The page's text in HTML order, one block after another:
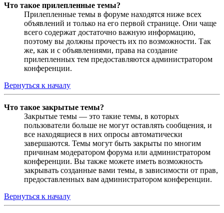
Что такое прилепленные темы?
Прилепленные темы в форуме находятся ниже всех
объявлений и только на его первой странице. Они чаще
всего содержат достаточно важную информацию,
поэтому вы должны прочесть их по возможности. Так
же, как и с объявлениями, права на создание
прилепленных тем предоставляются администратором
конференции.
Вернуться к началу
Что такое закрытые темы?
Закрытые темы — это такие темы, в которых
пользователи больше не могут оставлять сообщения, и
все находящиеся в них опросы автоматически
завершаются. Темы могут быть закрыты по многим
причинам модератором форума или администратором
конференции. Вы также можете иметь возможность
закрывать созданные вами темы, в зависимости от прав,
предоставленных вам администратором конференции.
Вернуться к началу